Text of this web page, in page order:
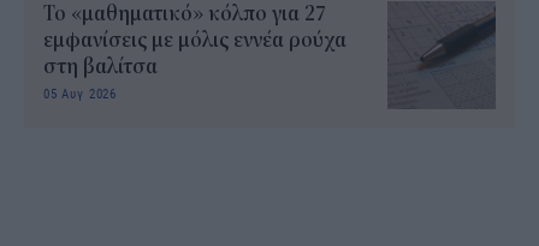
Το «μαθηματικό» κόλπο για 27
εμφανίσεις με μόλις εννέα ρούχα
στη βαλίτσα
05 Αυγ 2026